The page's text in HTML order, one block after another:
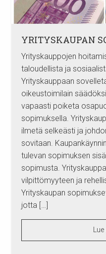
YRITYSKAUPAN
Yrityskauppojen
taloudellista ja
Yrityskauppaan
oikeustoimilain
vapaasti poiketa
sopimuksella.
ilmetä selkeästi ja
sovitaan.
tulevan sopimuksen
sopimusta.
vilpittömyyteen ja
Yrityskaupan
jotta […]